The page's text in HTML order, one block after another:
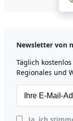
Newsletter von
Täglich
Regionales und